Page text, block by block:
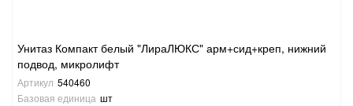
Унитаз Компакт белый "ЛираЛЮКС" арм+сид+креп, нижний
подвод, микролифт
Артикул 540460
Базовая единица шт